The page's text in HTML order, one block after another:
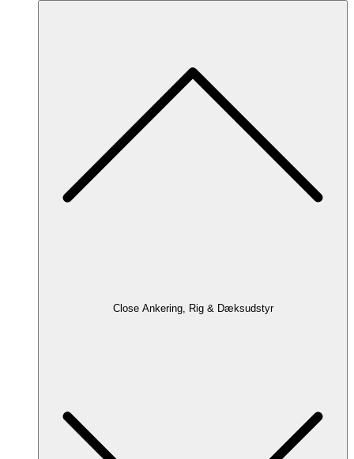
Close Ankering, Rig & Dæksudstyr